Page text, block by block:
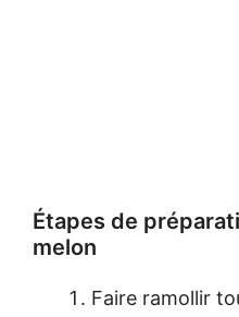
Étapes de
melon
Faire ramollir